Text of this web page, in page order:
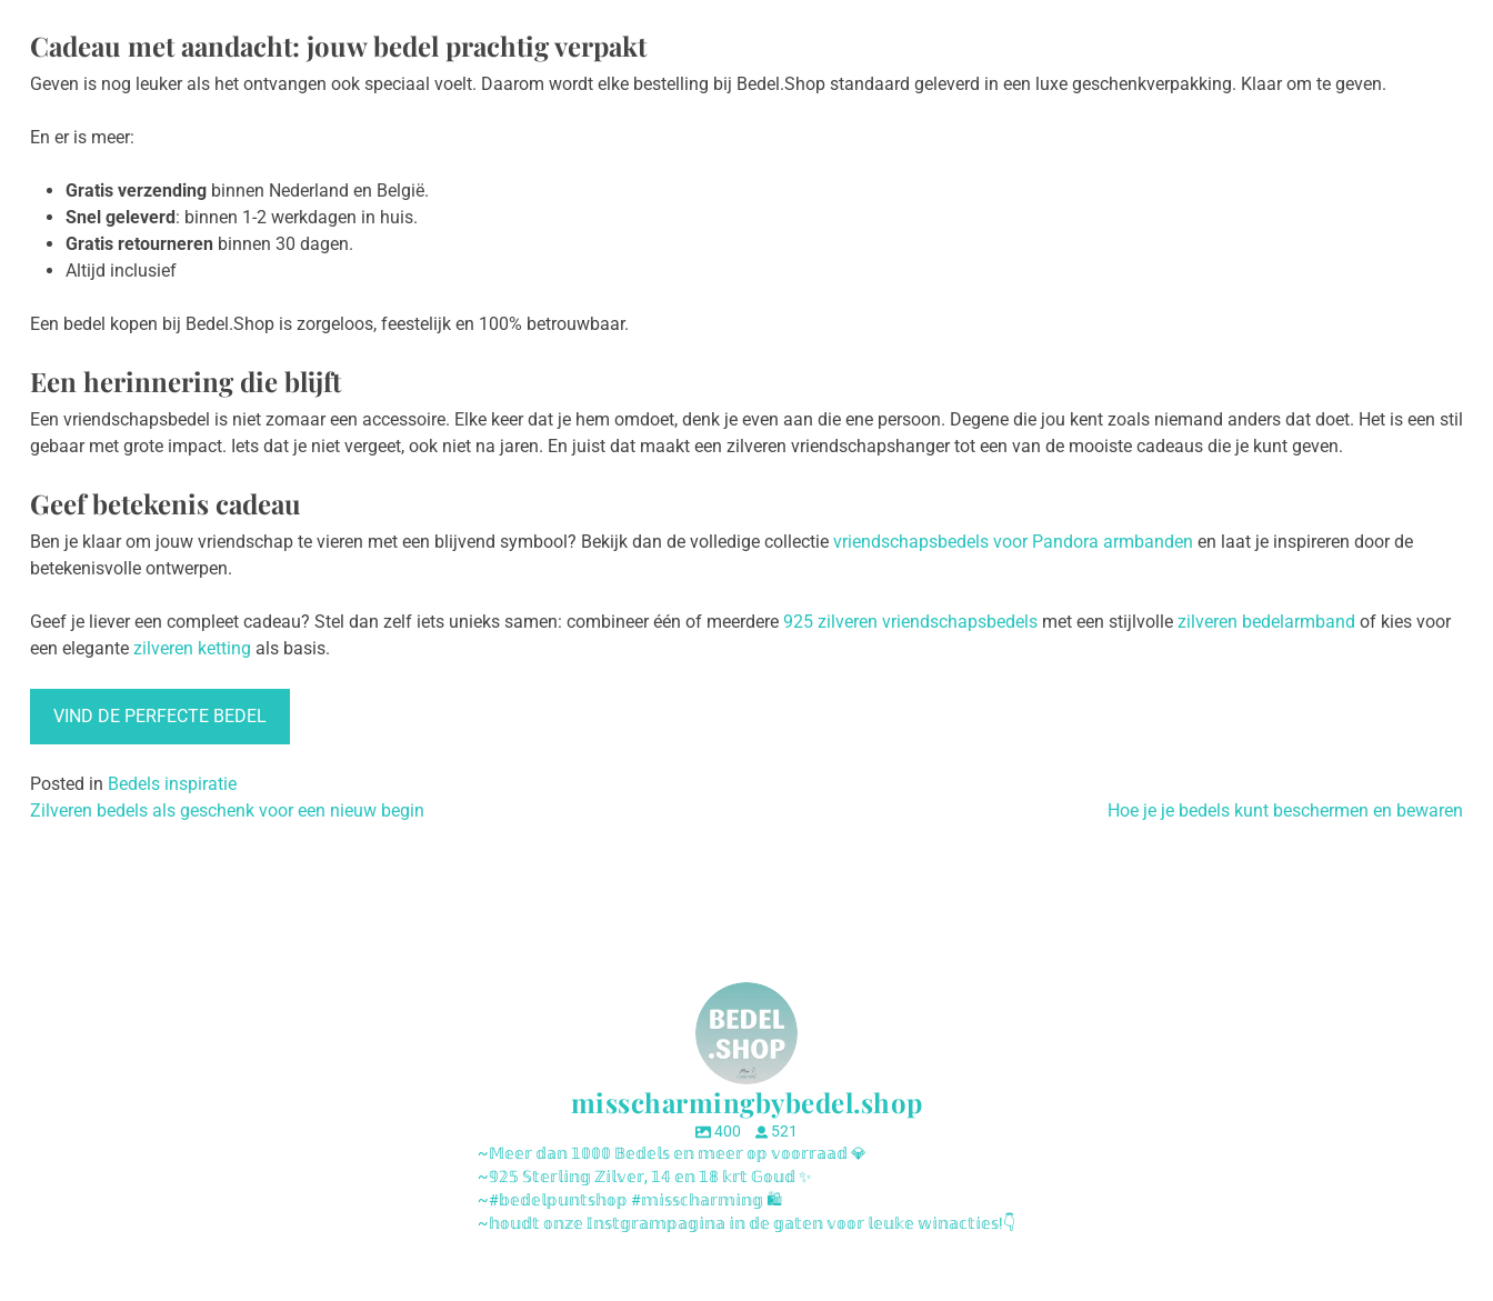
Cadeau met aandacht: jouw bedel prachtig verpakt
Geven is nog leuker als het ontvangen ook speciaal voelt. Daarom wordt elke bestelling bij Bedel.Shop standaard geleverd in een luxe geschenkverpakking. Klaar om te geven.
En er is meer:
Gratis verzending binnen Nederland en België.
Snel geleverd: binnen 1-2 werkdagen in huis.
Gratis retourneren binnen 30 dagen.
Altijd inclusief
Een bedel kopen bij Bedel.Shop is zorgeloos, feestelijk en 100% betrouwbaar.
Een herinnering die blijft
Een vriendschapsbedel is niet zomaar een accessoire. Elke keer dat je hem omdoet, denk je even aan die ene persoon. Degene die jou kent zoals niemand anders dat doet. Het is een stil
gebaar met grote impact. Iets dat je niet vergeet, ook niet na jaren. En juist dat maakt een zilveren vriendschapshanger tot een van de mooiste cadeaus die je kunt geven.
Geef betekenis cadeau
Ben je klaar om jouw vriendschap te vieren met een blijvend symbool? Bekijk dan de volledige collectie vriendschapsbedels voor Pandora armbanden en laat je inspireren door de
betekenisvolle ontwerpen.
Geef je liever een compleet cadeau? Stel dan zelf iets unieks samen: combineer één of meerdere 925 zilveren vriendschapsbedels met een stijlvolle zilveren bedelarmband of kies voor
een elegante zilveren ketting als basis.
VIND DE PERFECTE BEDEL
Posted in Bedels inspiratie
Bericht
Zilveren bedels als geschenk voor een nieuw begin Hoe je je bedels kunt beschermen en bewaren
misscharmingbybedel.shop
400
521
~𝕄𝕖𝕖𝕣 𝕕𝕒𝕟 𝟙𝟘𝟘𝟘 𝔹𝕖𝕕𝕖𝕝𝕤 𝕖𝕟 𝕞𝕖𝕖𝕣 𝕠𝕡 𝕧𝕠𝕠𝕣𝕣𝕒𝕒𝕕 💎
~𝟡𝟚𝟝 𝕊𝕥𝕖𝕣𝕝𝕚𝕟𝕘 ℤ𝕚𝕝𝕧𝕖𝕣, 𝟙𝟜 𝕖𝕟 𝟙𝟠 𝕜𝕣𝕥 𝔾𝕠𝕦𝕕 ✨
~#𝕓𝕖𝕕𝕖𝕝𝕡𝕦𝕟𝕥𝕤𝕙𝕠𝕡 #𝕞𝕚𝕤𝕤𝕔𝕙𝕒𝕣𝕞𝕚𝕟𝕘 🛍️
~𝕙𝕠𝕦𝕕𝕥 𝕠𝕟𝕫𝕖 𝕀𝕟𝕤𝕥𝕘𝕣𝕒𝕞𝕡𝕒𝕘𝕚𝕟𝕒 𝕚𝕟 𝕕𝕖 𝕘𝕒𝕥𝕖𝕟 𝕧𝕠𝕠𝕣 𝕝𝕖𝕦𝕜𝕖 𝕨𝕚𝕟𝕒𝕔𝕥𝕚𝕖𝕤!👇